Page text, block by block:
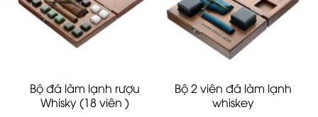
Bộ đá làm lạnh rượu
Whisky (18 viên )
Bộ 2 viên đá làm lạnh
whiskey